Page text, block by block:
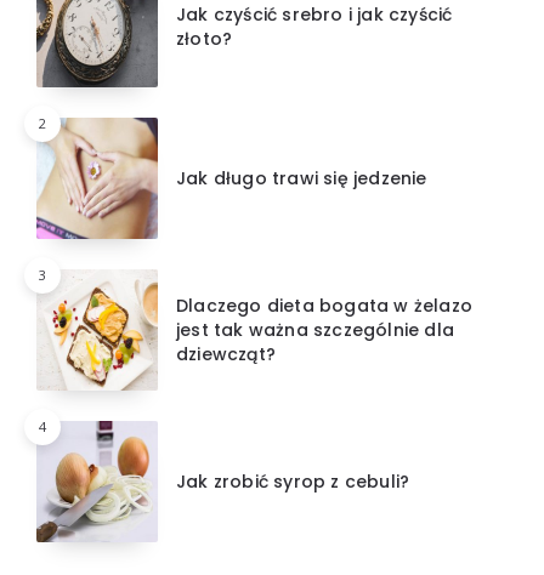
Jak czyścić srebro i jak czyścić
złoto?
2
Jak długo trawi się jedzenie
3
Dlaczego dieta bogata w żelazo
jest tak ważna szczególnie dla
dziewcząt?
4
Jak zrobić syrop z cebuli?